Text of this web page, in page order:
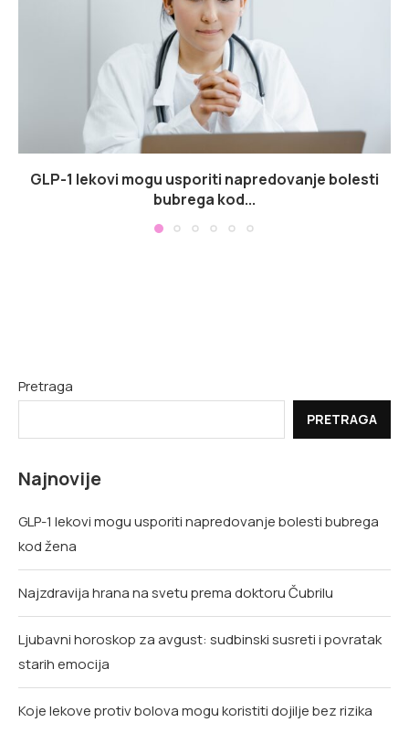
GLP-1 lekovi mogu usporiti napredovanje bolesti
bubrega kod...
Pretraga
PRETRAGA
Najnovije
GLP-1 lekovi mogu usporiti napredovanje bolesti bubrega
kod žena
Najzdravija hrana na svetu prema doktoru Čubrilu
Ljubavni horoskop za avgust: sudbinski susreti i povratak
starih emocija
Koje lekove protiv bolova mogu koristiti dojilje bez rizika